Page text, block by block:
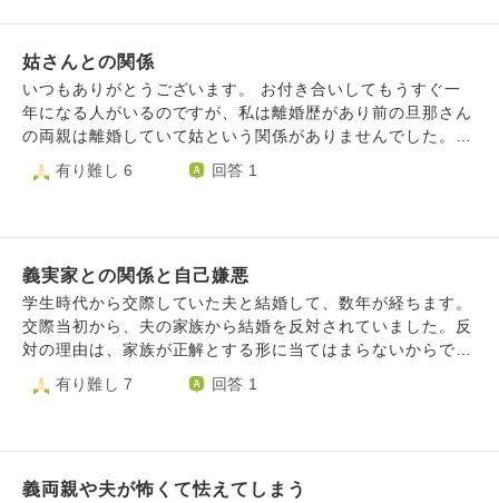
姑さんとの関係
いつもありがとうございます。 お付き合いしてもうすぐ一
年になる人がいるのですが、私は離婚歴があり前の旦那さん
の両親は離婚していて姑という関係がありませんでした。
今の人とは半年位でご両親を紹介して貰ったのですが、お正
月もいき正直結婚もしてないのにめんどくさく思ってきてま
います。 面倒とこう思うのは私がそこまで彼を好きではな
いからなのか！？と思ったりもします。 別に会って嫌な事
されたわけでもなく、私の両親もいないので相手の両親だけ
にするのも納得いってないかもしれません。 相手は私と真
仲良くしてほしい。という思いはわかるのですが… せっか
有り難し 6 回答 1
義実家との関係と自己嫌悪
学生時代から交際していた夫と結婚して、数年が経ちます。
交際当初から、夫の家族から結婚を反対されていました。反
対の理由は、家族が正解とする形に当てはまらないからで
す。 そんな反対を押し切り結婚しましたが、結婚式を行わ
ないことや、嫁という立場になったにも関わらず義実家より
には夫の兄弟夫婦もいるのですが、その兄弟夫婦と比べられ
有り難し 7 回答 1
義両親や夫が怖くて怯えてしまう